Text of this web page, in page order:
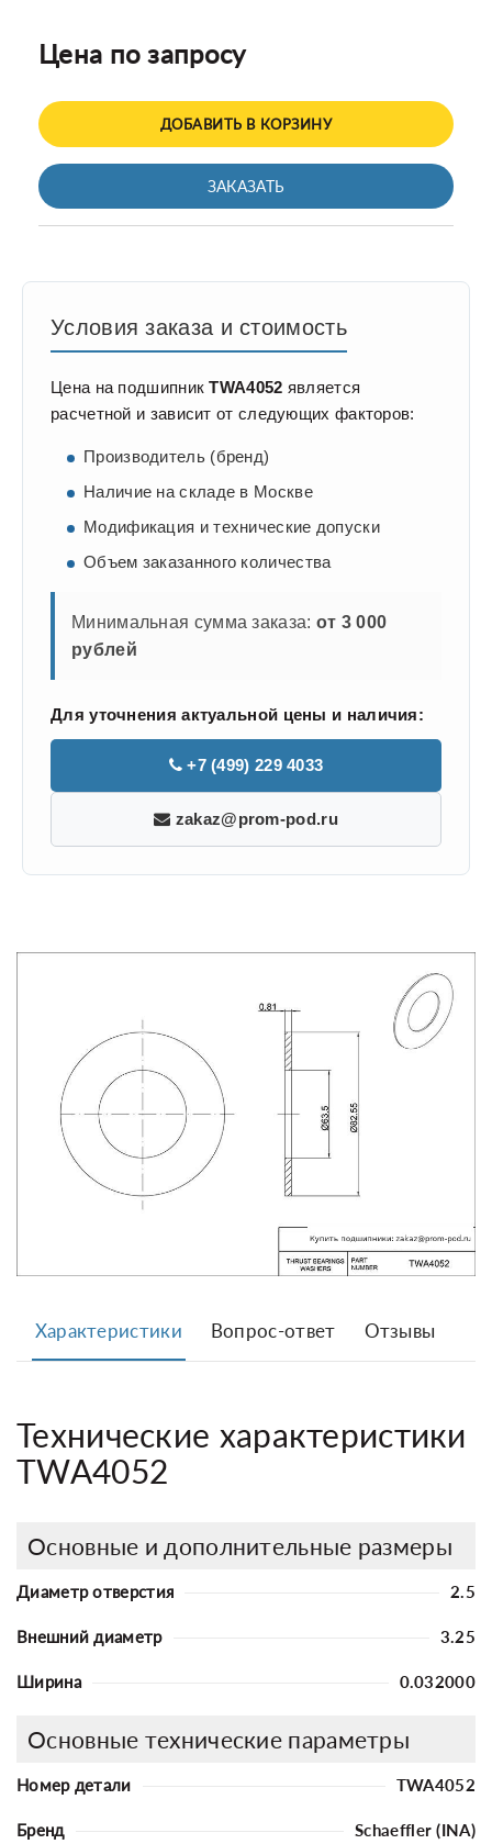
Цена по запросу
ДОБАВИТЬ В КОРЗИНУ
ЗАКАЗАТЬ
Условия заказа и стоимость
Цена на подшипникTWA4052 является
расчетной и зависит от следующих факторов:
Производитель (бренд)
Наличие на складе в Москве
Модификация и технические допуски
Объем заказанного количества
Минимальная сумма заказа: от 3 000
рублей
Для уточнения актуальной цены и наличия:
+7 (499) 229 4033
zakaz@prom-pod.ru
Характеристики Вопрос-ответ Отзывы
Технические характеристики
TWA4052
Основные и дополнительные размеры
Диаметр отверстия 2.5
Внешний диаметр 3.25
Ширина 0.032000
Основные технические параметры
Номер детали TWA4052
Бренд Schaeffler (INA)